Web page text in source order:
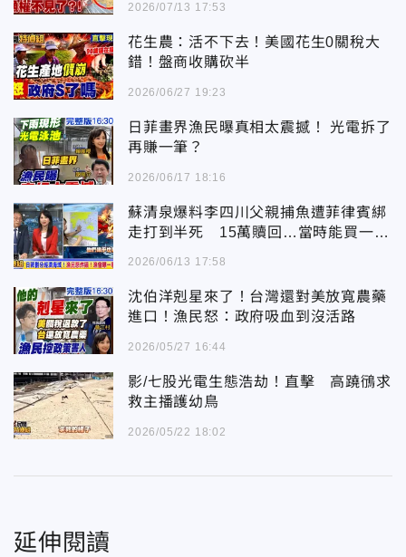
2026/07/13 17:53
花生農：活不下去！美國花生0關稅大
錯！盤商收購砍半
2026/06/27 19:23
日菲畫界漁民曝真相太震撼！ 光電拆了
再賺一筆？
2026/06/17 18:16
蘇清泉爆料李四川父親捕魚遭菲律賓綁
走打到半死 15萬贖回…當時能買一棟
2026/06/13 17:58
沈伯洋剋星來了！台灣還對美放寬農藥
進口！漁民怒：政府吸血到沒活路
2026/05/27 16:44
影/七股光電生態浩劫！直擊 高蹺鴴求
救主播護幼鳥
2026/05/22 18:02
延伸閱讀